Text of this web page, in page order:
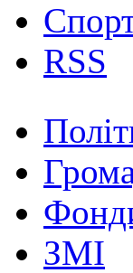
RSS
ЗМІ